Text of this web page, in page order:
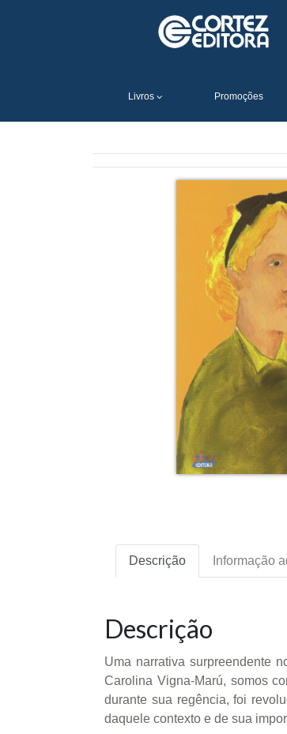
Livros Promoções
Descrição Informação
Descrição
Uma narrativa surpreendente
Carolina Vigna-Marú, somos
durante sua regência, foi
daquele contexto e de sua